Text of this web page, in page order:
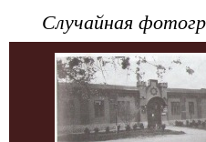
Случайная